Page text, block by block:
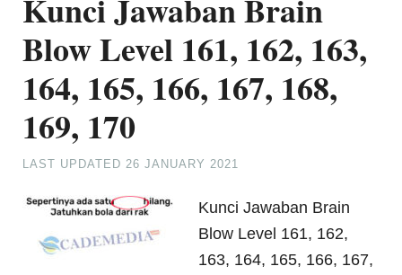
Kunci Jawaban Brain
Blow Level 161, 162, 163,
164, 165, 166, 167, 168,
169, 170
LAST UPDATED 26 JANUARY 2021
Kunci Jawaban Brain
Blow Level 161, 162,
163, 164, 165, 166, 167,